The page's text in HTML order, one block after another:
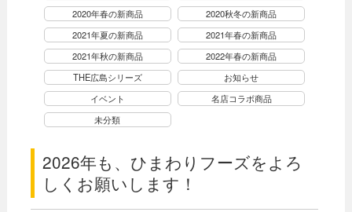
2020年春の新商品
2020秋冬の新商品
2021年夏の新商品
2021年春の新商品
2021年秋の新商品
2022年春の新商品
THE広島シリーズ
お知らせ
イベント
名店コラボ商品
未分類
2026年も、ひまわりフーズをよろ
しくお願いします！